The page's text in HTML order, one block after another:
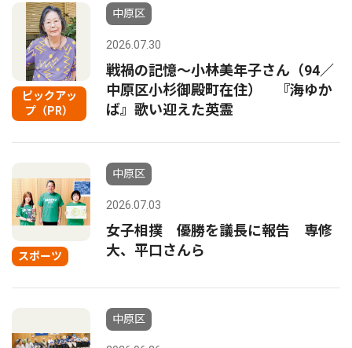
ピックアッ
プ（PR）
中原区
2026.07.30
戦禍の記憶〜小林美年子さん（94／
中原区小杉御殿町在住） 『海ゆか
ば』歌い迎えた英霊
スポーツ
中原区
2026.07.03
女子相撲 優勝を議長に報告 専修
大、平口さんら
中原区